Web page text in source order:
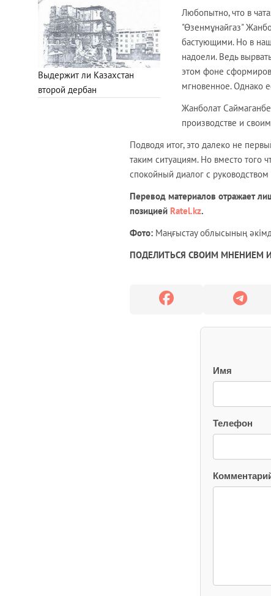
Выдержит ли Казахстан
второй дербан
Любопытно, что в
"Өзенмұнайгаз"
бастующими. Но в
надоели. Ведь
этом фоне
мгновенное. Однако
Жанболат
производстве и
Подводя итог, это далеко не
таким ситуациям. Но вместо того
спокойный диалог с
Перевод материалов отражает
позицией Ratel.kz.
Фото: Маңғыстау облысының
ПОДЕЛИТЬСЯ СВОИМ МНЕНИЕМ
Имя
Телефон